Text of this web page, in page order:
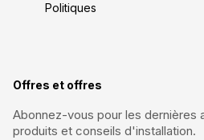
Politiques
Offres et offres
Abonnez-vous pour les dernières
produits et conseils d'installation.